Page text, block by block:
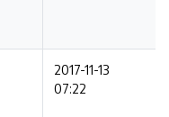
2017-11-13
07:22